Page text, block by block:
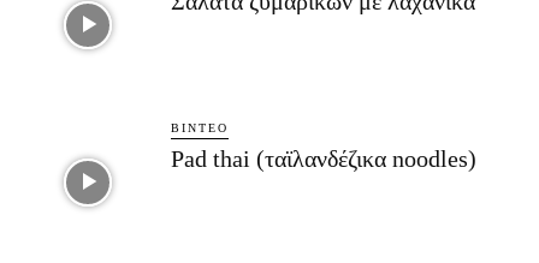
ΒΊΝΤΕΟ
Pad thai (ταϊλανδέζικα noodles)